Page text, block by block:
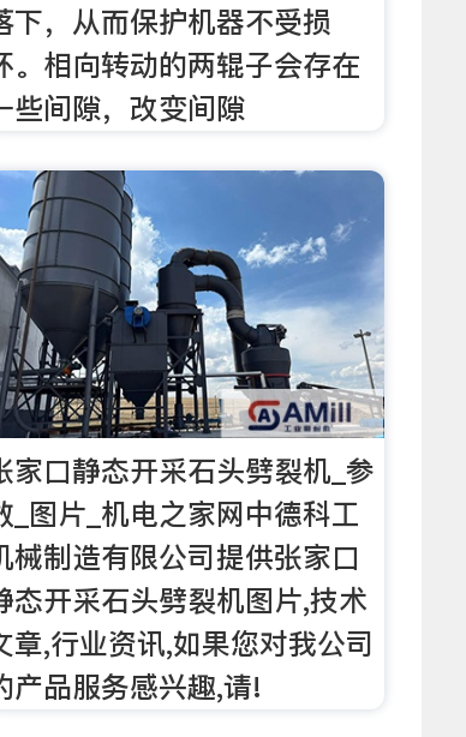
下，从而保护机器不受损
。相向转动的两辊子会存在
些间隙，改变间隙
家口静态开采石头劈裂机_参
_图片_机电之家网中德科工
械制造有限公司提供张家口
态开采石头劈裂机图片,技术
章,行业资讯,如果您对我公司
产品服务感兴趣,请!